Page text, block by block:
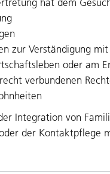
hat dem
zur Verständigung
oder am
verbundenen
Integration von
der Kontaktpflege